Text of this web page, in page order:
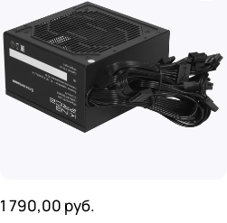
1 790,00 руб.